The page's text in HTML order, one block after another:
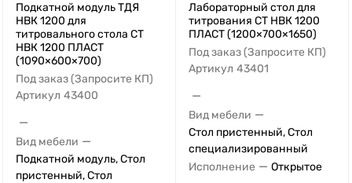
Подкатной модуль ТДЯ
НВК 1200 для
титровального стола СТ
НВК 1200 ПЛАСТ
(1090×600×700)
Под заказ (Запросите КП)
Артикул 43400
—
Вид мебели —
Подкатной модуль, Стол
пристенный, Стол
Лабораторный стол для
титрования СТ НВК 1200
ПЛАСТ (1200×700×1650)
Под заказ (Запросите КП)
Артикул 43401
—
Вид мебели —
Стол пристенный, Стол
специализированный
Исполнение — Открытое